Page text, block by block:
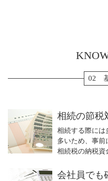
02
相続の節税
相続する際には
多いため、事前
相続税の納税
会社員でも